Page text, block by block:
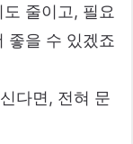
줄이고, 필요
좋을 수 있겠죠
다면, 전혀 문